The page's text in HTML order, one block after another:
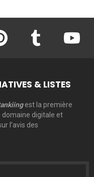
pinterest
& LISTES
est la première
domaine digitale et
l’avis des